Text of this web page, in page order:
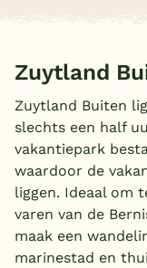
Zuytland
Zuytland Buiten
slechts een half
vakantiepark
waardoor de
liggen. Ideaal om
varen van de
maak een
marinestad en